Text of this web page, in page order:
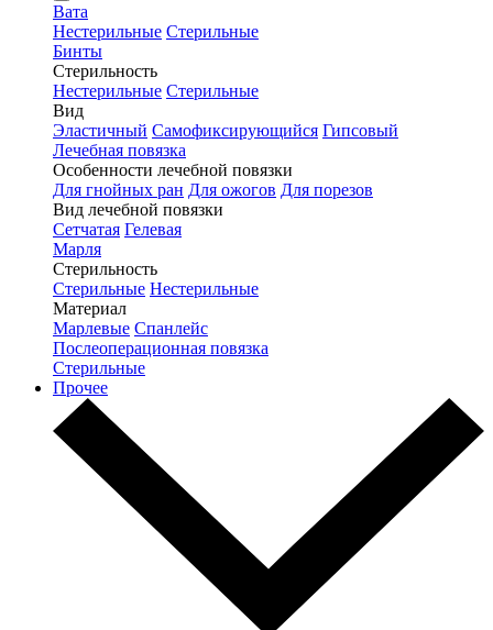
Вата
Нестерильные Стерильные
Бинты
Стерильность
Нестерильные Стерильные
Вид
Эластичный Самофиксирующийся Гипсовый
Лечебная повязка
Особенности лечебной повязки
Для гнойных ран Для ожогов Для порезов
Вид лечебной повязки
Сетчатая Гелевая
Марля
Стерильность
Стерильные Нестерильные
Материал
Марлевые Спанлейс
Послеоперационная повязка
Стерильные
Прочее